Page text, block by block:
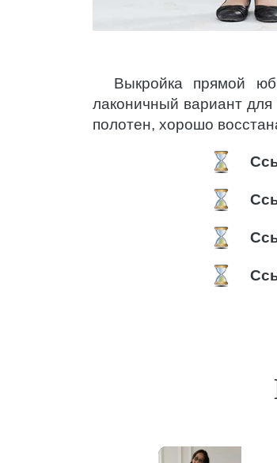
Выкройка прямой
лаконичный вариант
полотен, хорошо